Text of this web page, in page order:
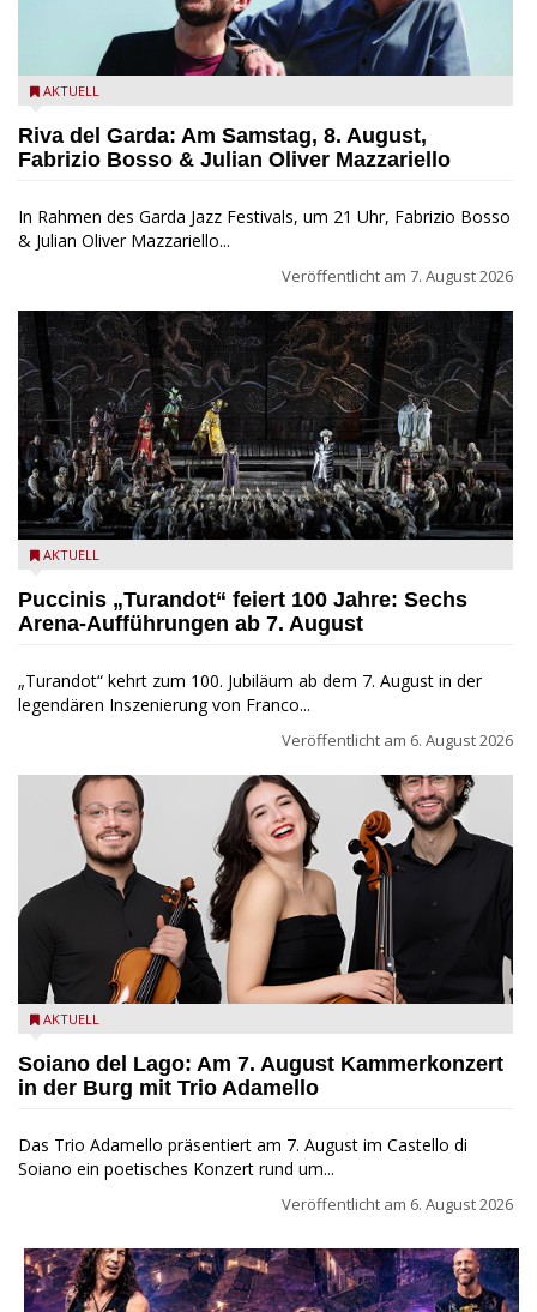
Fabrizio Bosso & Julian Oliver Mazzariello zu Gast beim Garda
AKTUELL
Riva del Garda: Am Samstag, 8. August,
Fabrizio Bosso & Julian Oliver Mazzariello
In Rahmen des Garda Jazz Festivals, um 21 Uhr, Fabrizio Bosso
& Julian Oliver Mazzariello...
Veröffentlicht am 7. August 2026
Turandot in der Arena von Verona - Ennevi für Fondazione
AKTUELL
Puccinis „Turandot“ feiert 100 Jahre: Sechs
Arena-Aufführungen ab 7. August
„Turandot“ kehrt zum 100. Jubiläum ab dem 7. August in der
legendären Inszenierung von Franco...
Veröffentlicht am 6. August 2026
Trio Adamello
AKTUELL
Soiano del Lago: Am 7. August Kammerkonzert
in der Burg mit Trio Adamello
Das Trio Adamello präsentiert am 7. August im Castello di
Soiano ein poetisches Konzert rund um...
Veröffentlicht am 6. August 2026